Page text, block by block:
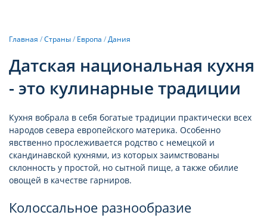
Главная /Страны/ Европа /Дания
Датская национальная кухня
- это кулинарные традиции
Кухня вобрала в себя богатые традиции практически всех
народов севера европейского материка. Особенно
явственно прослеживается родство с немецкой и
скандинавской кухнями, из которых заимствованы
склонность у простой, но сытной пище, а также обилие
овощей в качестве гарниров.
Колоссальное разнообразие